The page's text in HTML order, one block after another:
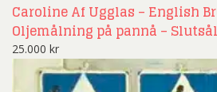
Caroline Af Ugglas – English
Oljemålning på pannå –
25.000 kr